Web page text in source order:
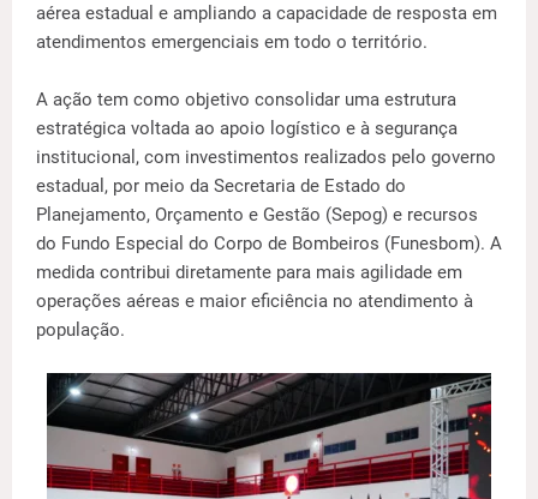
aérea estadual e ampliando a capacidade de resposta em
atendimentos emergenciais em todo o território.
A ação tem como objetivo consolidar uma estrutura
estratégica voltada ao apoio logístico e à segurança
institucional, com investimentos realizados pelo governo
estadual, por meio da Secretaria de Estado do
Planejamento, Orçamento e Gestão (Sepog) e recursos
do Fundo Especial do Corpo de Bombeiros (Funesbom). A
medida contribui diretamente para mais agilidade em
operações aéreas e maior eficiência no atendimento à
população.